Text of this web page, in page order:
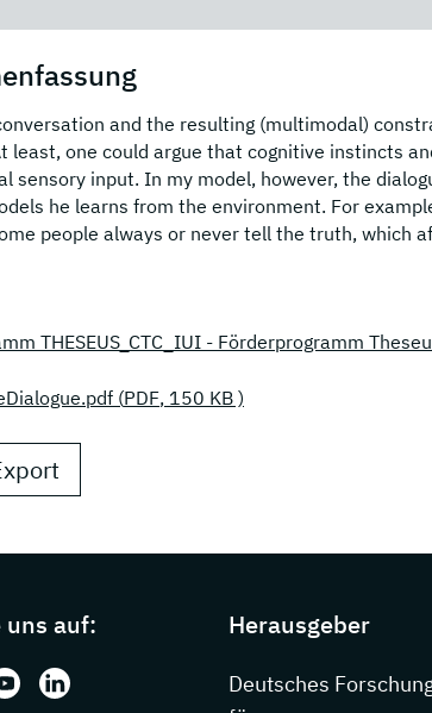
and the resulting (multimodal)
least, one could argue that cognitive instincts
sensory input. In my model, however, the
he learns from the environment. For
people always or never tell the truth, which
THESEUS_CTC_IUI - Förderprogramm
(PDF, 150 KB )
uns auf:
uns auf: Facebook
Sie uns auf: Instagram
Folgen Sie uns auf: Youtube
Folgen Sie uns auf: LinkedIn
Herausgeber
Deutsches